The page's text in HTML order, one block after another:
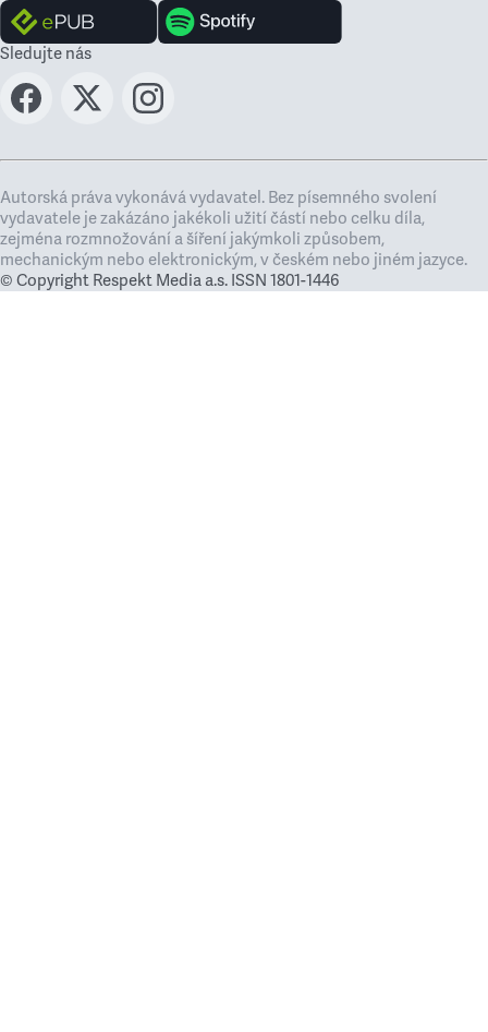
Sledujte nás
Autorská práva vykonává vydavatel. Bez písemného svolení
vydavatele je zakázáno jakékoli užití částí nebo celku díla,
zejména rozmnožování a šíření jakýmkoli způsobem,
mechanickým nebo elektronickým, v českém nebo jiném jazyce.
© Copyright Respekt Media a.s. ISSN 1801-1446